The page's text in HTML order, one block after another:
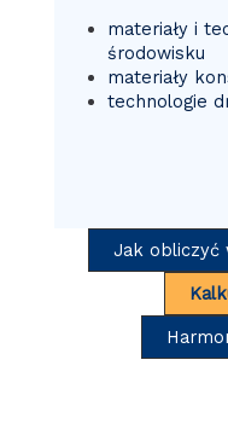
materiały i
środowisku
materiały
technologie
Jak obliczyć